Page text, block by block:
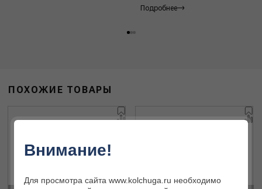
Подробнее
ПОХОЖИЕ ТОВАРЫ
Внимание!
Для просмотра сайта www.kolchuga.ru необходимо